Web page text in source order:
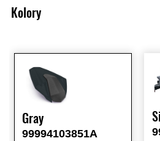
Kolory
Gray
99994103851A